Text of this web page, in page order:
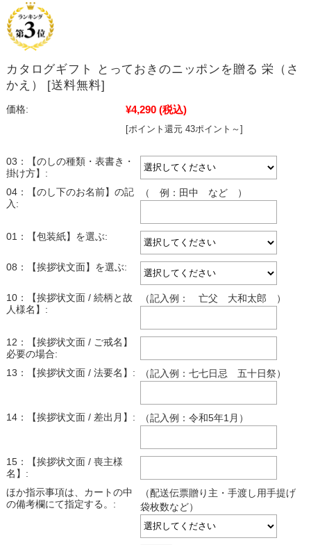
カタログギフト とっておきのニッポンを贈る 栄（さ
かえ） [送料無料]
価格: ¥4,290 (税込)
[ポイント還元 43ポイント～]
03：【のしの種類・表書き・
掛け方】:
04：【のし下のお名前】の記
入:
（ 例：田中 など ）
01：【包装紙】を選ぶ:
08：【挨拶状文面】を選ぶ:
10：【挨拶状文面 / 続柄と故
人様名】:
（記入例： 亡父 大和太郎 ）
12：【挨拶状文面 / ご戒名】
必要の場合:
13：【挨拶状文面 / 法要名】:
（記入例：七七日忌 五十日祭）
14：【挨拶状文面 / 差出月】: （記入例：令和5年1月）
15：【挨拶状文面 / 喪主様
名】:
ほか指示事項は、カートの中
の備考欄にて指定する。:
（配送伝票贈り主・手渡し用手提げ
袋枚数など）